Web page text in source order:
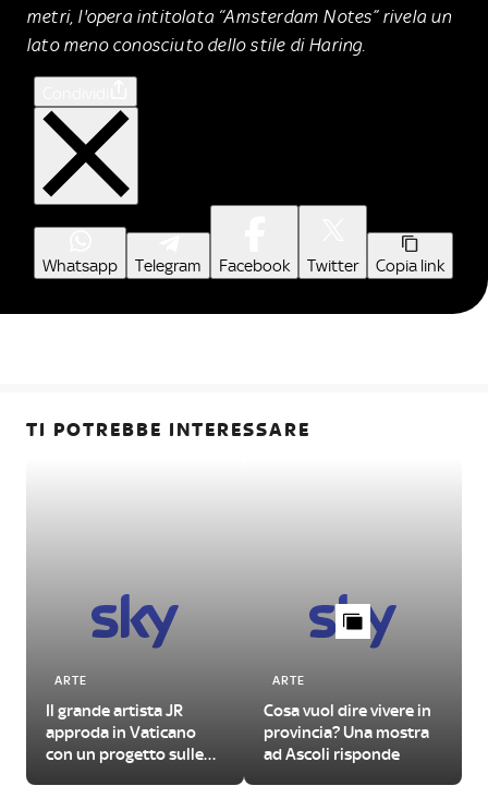
metri, l'opera intitolata “Amsterdam Notes” rivela un
lato meno conosciuto dello stile di Haring.
Whatsapp Telegram Facebook Twitter Copia link
TI POTREBBE INTERESSARE
ARTE
Il grande artista JR
approda in Vaticano
con un progetto sulle
ARTE
Cosa vuol dire vivere in
provincia? Una mostra
ad Ascoli risponde